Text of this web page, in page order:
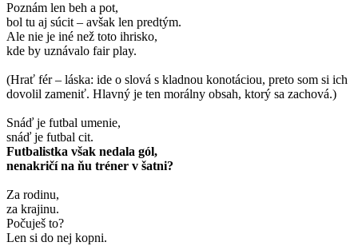
Poznám len beh a pot,
bol tu aj súcit – avšak len predtým.
Ale nie je iné než toto ihrisko,
kde by uznávalo fair play.
(Hrať fér – láska: ide o slová s kladnou konotáciou, preto som si ich
dovolil zameniť. Hlavný je ten morálny obsah, ktorý sa zachová.)
Snáď je futbal umenie,
snáď je futbal cit.
Futbalistka však nedala gól,
nenakričí na ňu tréner v šatni?
Za rodinu,
za krajinu.
Počuješ to?
Len si do nej kopni.